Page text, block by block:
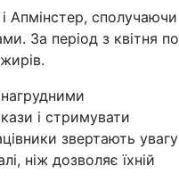
Апмінстер, сполучаючи
За період з квітня по
і стримувати
звертають увагу
ніж дозволяє їхній